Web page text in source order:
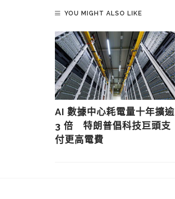
YOU MIGHT ALSO LIKE
AI 數據中心耗電量十年擴逾
3 倍 特朗普倡科技巨頭支
付更高電費